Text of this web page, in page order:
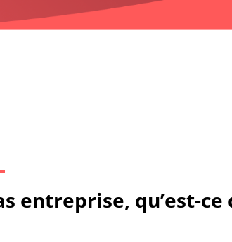
entreprise, qu’est-ce